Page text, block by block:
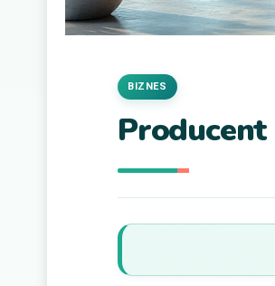
Producent
BIZNES